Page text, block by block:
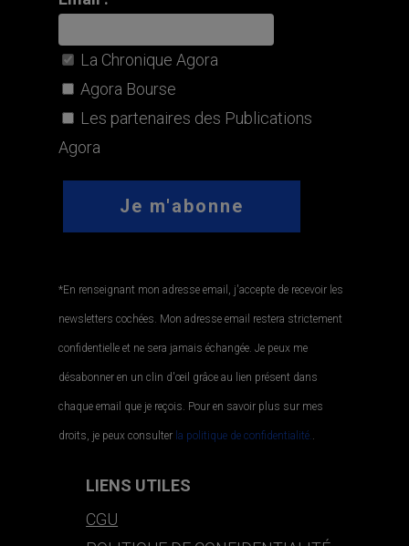
La Chronique Agora
Agora Bourse
Les partenaires des Publications
Agora
*En renseignant mon adresse email, j'accepte de recevoir les
newsletters cochées. Mon adresse email restera strictement
confidentielle et ne sera jamais échangée. Je peux me
désabonner en un clin d'œil grâce au lien présent dans
chaque email que je reçois. Pour en savoir plus sur mes
droits, je peux consulter la politique de confidentialité..
LIENS UTILES
CGU